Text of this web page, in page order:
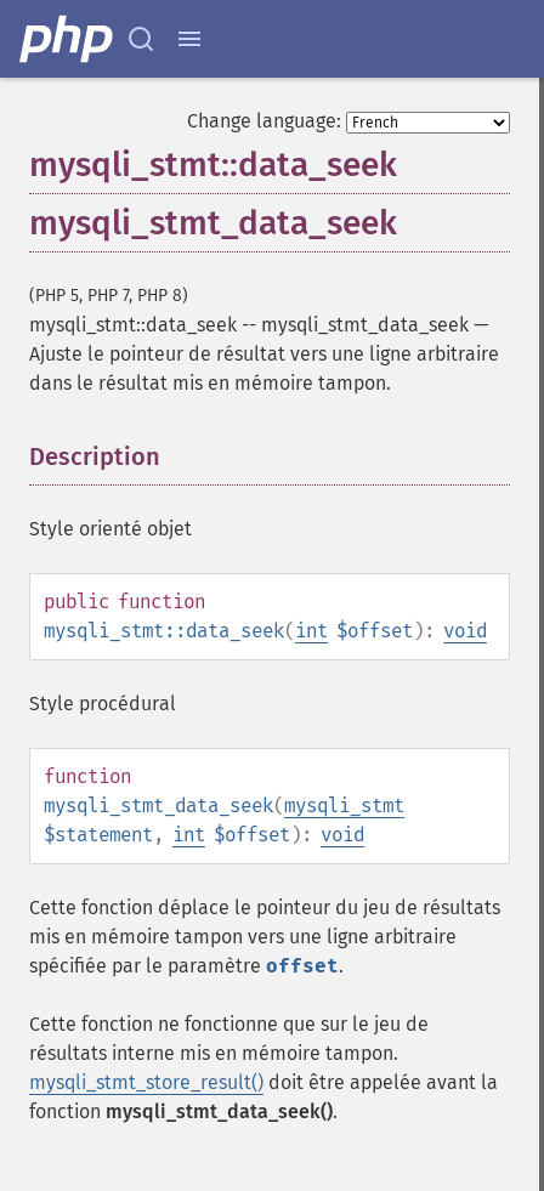
Change language:
mysqli_stmt::data_seek
mysqli_stmt_data_seek
(PHP 5, PHP 7, PHP 8)
mysqli_stmt::data_seek -- mysqli_stmt_data_seek —
Ajuste le pointeur de résultat vers une ligne arbitraire
dans le résultat mis en mémoire tampon.
Description
Style orienté objet
public function
mysqli_stmt::data_seek( int $offset ): void
Style procédural
function
mysqli_stmt_data_seek(mysqli_stmt
$statement , int $offset ): void
Cette fonction déplace le pointeur du jeu de résultats
mis en mémoire tampon vers une ligne arbitraire
spécifiée par le paramètre offset.
Cette fonction ne fonctionne que sur le jeu de
résultats interne mis en mémoire tampon.
mysqli_stmt_store_result() doit être appelée avant la
fonction mysqli_stmt_data_seek().